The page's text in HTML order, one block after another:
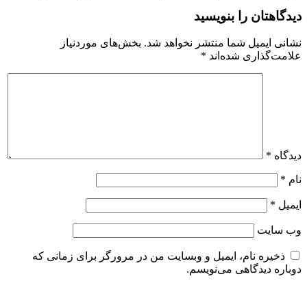
دیدگاهتان را بنویسید
نشانی ایمیل شما منتشر نخواهد شد. بخش‌های موردنیاز
علامت‌گذاری شده‌اند *
دیدگاه *
نام *
ایمیل *
وب‌ سایت
ذخیره نام، ایمیل و وبسایت من در مرورگر برای زمانی که
دوباره دیدگاهی می‌نویسم.